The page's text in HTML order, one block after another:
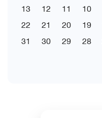
10
11
12
13
19
20
21
22
28
29
30
31